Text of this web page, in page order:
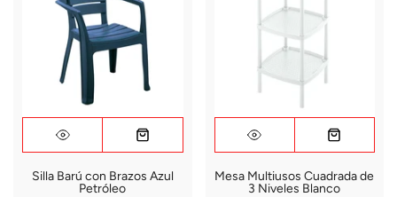
Silla Barú con Brazos Azul
Petróleo
Mesa Multiusos Cuadrada de
3 Niveles Blanco